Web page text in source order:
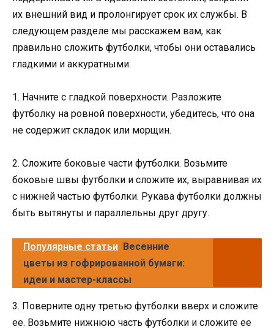
их внешний вид и пролонгирует срок их службы. В
следующем разделе мы расскажем вам, как
правильно сложить футболки, чтобы они оставались
гладкими и аккуратными.
1. Начните с гладкой поверхности. Разложите
футболку на ровной поверхности, убедитесь, что она
не содержит складок или морщин.
2. Сложите боковые части футболки. Возьмите
боковые швы футболки и сложите их, выравнивая их
с нижней частью футболки. Рукава футболки должны
быть вытянуты и параллельны друг другу.
Популярные статьи Весенние
цветы из гофрированной бумаги:
идеи и мастер-классы
3. Поверните одну третью футболки вверх и сложите
ее. Возьмите нижнюю часть футболки и сложите ее